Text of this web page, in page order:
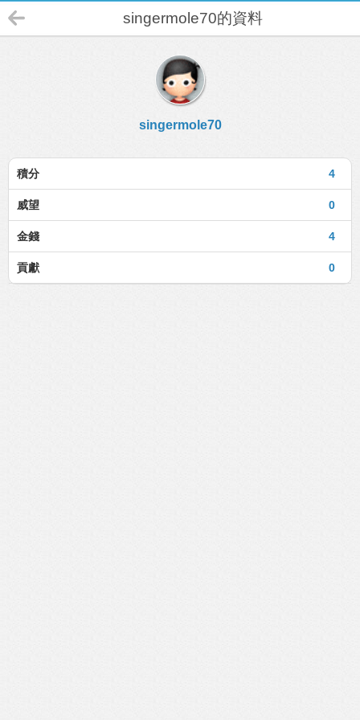
singermole70的資料
singermole70
4
積分
0
威望
4
金錢
0
貢獻